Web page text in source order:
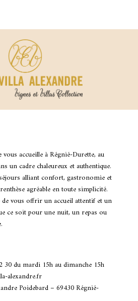
accueille à Régnié-Durette, au
un cadre chaleureux et authentique.
alliant confort, gastronomie et
agréable en toute simplicité.
vous offrir un accueil attentif et un
ce soit pour une nuit, un repas ou
30 du mardi 15h au dimanche 15h
alexandre.fr
Poidebard – 69430 Régnié-